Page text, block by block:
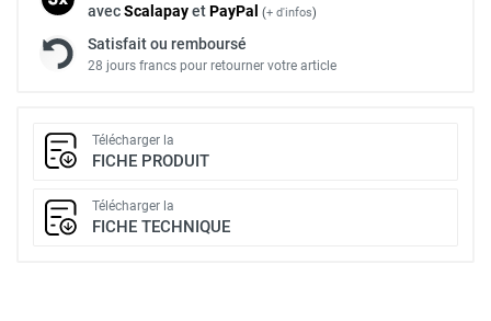
avecScalapayetPayPal (+ d'infos)
Satisfait ou remboursé
28 jours francs pour retourner votre article
Télécharger la
FICHE PRODUIT
Télécharger la
FICHE TECHNIQUE